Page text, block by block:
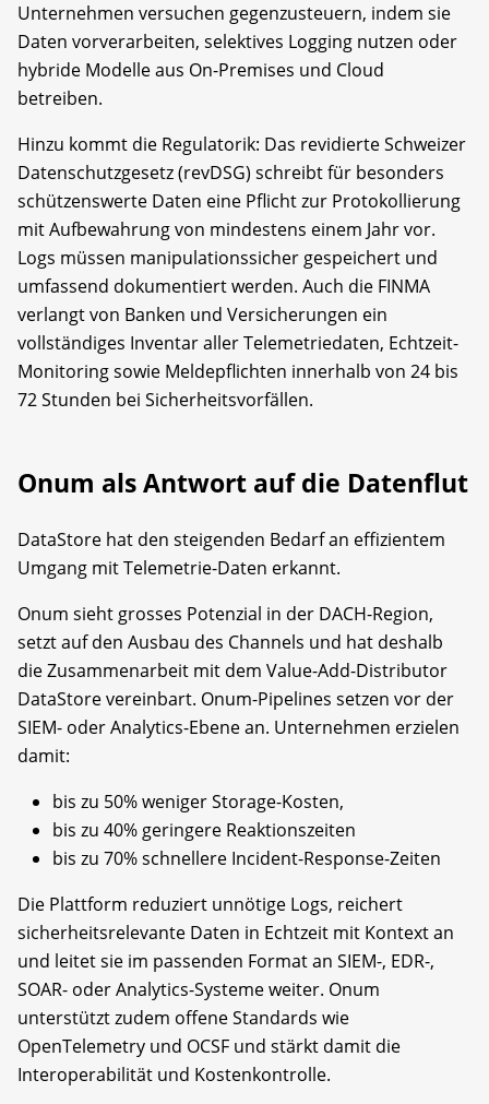
Unternehmen versuchen gegenzusteuern, indem sie
Daten vorverarbeiten, selektives Logging nutzen oder
hybride Modelle aus On-Premises und Cloud
betreiben.
Hinzu kommt die Regulatorik: Das revidierte Schweizer
Datenschutzgesetz (revDSG) schreibt für besonders
schützenswerte Daten eine Pflicht zur Protokollierung
mit Aufbewahrung von mindestens einem Jahr vor.
Logs müssen manipulationssicher gespeichert und
umfassend dokumentiert werden. Auch die FINMA
verlangt von Banken und Versicherungen ein
vollständiges Inventar aller Telemetriedaten, Echtzeit-
Monitoring sowie Meldepflichten innerhalb von 24 bis
72 Stunden bei Sicherheitsvorfällen.
Onum als Antwort auf die Datenflut
DataStore hat den steigenden Bedarf an effizientem
Umgang mit Telemetrie-Daten erkannt.
Onum sieht grosses Potenzial in der DACH-Region,
setzt auf den Ausbau des Channels und hat deshalb
die Zusammenarbeit mit dem Value-Add-Distributor
DataStore vereinbart. Onum-Pipelines setzen vor der
SIEM- oder Analytics-Ebene an. Unternehmen erzielen
damit:
bis zu 50% weniger Storage-Kosten,
bis zu 40% geringere Reaktionszeiten
bis zu 70% schnellere Incident-Response-Zeiten
Die Plattform reduziert unnötige Logs, reichert
sicherheitsrelevante Daten in Echtzeit mit Kontext an
und leitet sie im passenden Format an SIEM-, EDR-,
SOAR- oder Analytics-Systeme weiter. Onum
unterstützt zudem offene Standards wie
OpenTelemetry und OCSF und stärkt damit die
Interoperabilität und Kostenkontrolle.